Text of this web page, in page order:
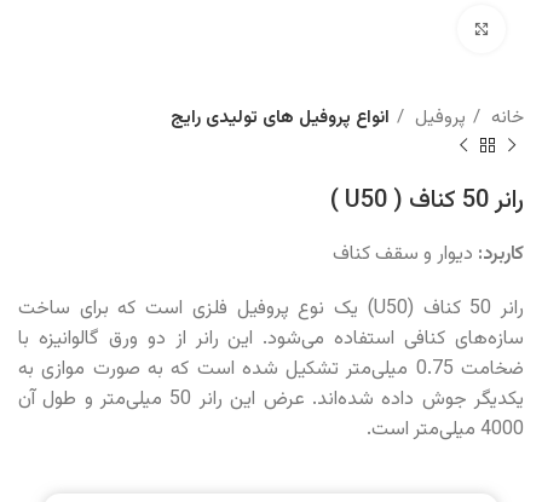
خانه پروفیل انواع پروفیل های تولیدی رایج
رانر 50 کناف ( U50 )
کاربرد: دیوار و سقف کناف
رانر 50 کناف (U50) یک نوع پروفیل فلزی است که برای ساخت
سازه‌های کنافی استفاده می‌شود. این رانر از دو ورق گالوانیزه با
ضخامت 0.75 میلی‌متر تشکیل شده است که به صورت موازی به
یکدیگر جوش داده شده‌اند. عرض این رانر 50 میلی‌متر و طول آن
4000 میلی‌متر است.